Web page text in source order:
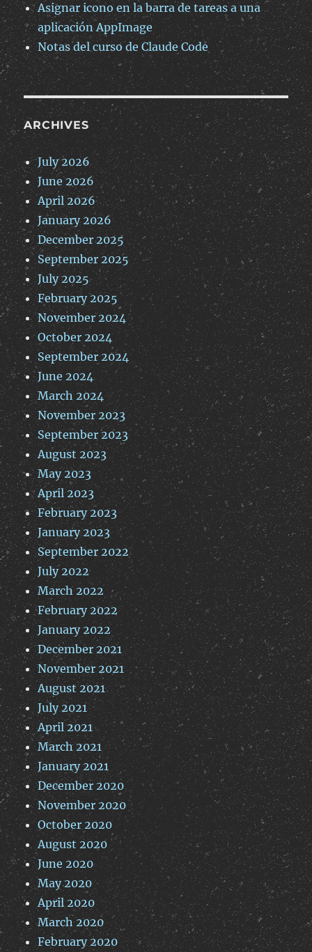
Asignar icono en la barra de tareas a una
aplicación AppImage
Notas del curso de Claude Code
ARCHIVES
July 2026
June 2026
April 2026
January 2026
December 2025
September 2025
July 2025
February 2025
November 2024
October 2024
September 2024
June 2024
March 2024
November 2023
September 2023
August 2023
May 2023
April 2023
February 2023
January 2023
September 2022
July 2022
March 2022
February 2022
January 2022
December 2021
November 2021
August 2021
July 2021
April 2021
March 2021
January 2021
December 2020
November 2020
October 2020
August 2020
June 2020
May 2020
April 2020
March 2020
February 2020